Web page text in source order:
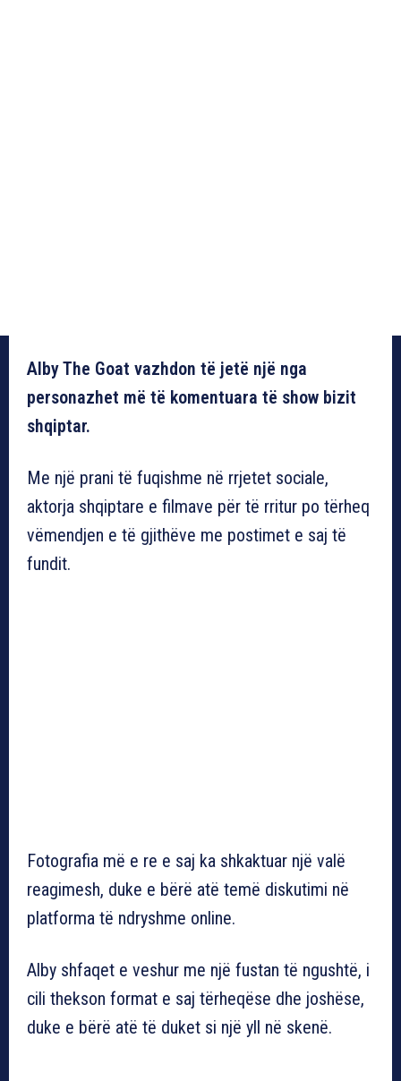
Alby The Goat vazhdon të jetë një nga
personazhet më të komentuara të show bizit
shqiptar.
Me një prani të fuqishme në rrjetet sociale,
aktorja shqiptare e filmave për të rritur po tërheq
vëmendjen e të gjithëve me postimet e saj të
fundit.
Fotografia më e re e saj ka shkaktuar një valë
reagimesh, duke e bërë atë temë diskutimi në
platforma të ndryshme online.
Alby shfaqet e veshur me një fustan të ngushtë, i
cili thekson format e saj tërheqëse dhe joshëse,
duke e bërë atë të duket si një yll në skenë.